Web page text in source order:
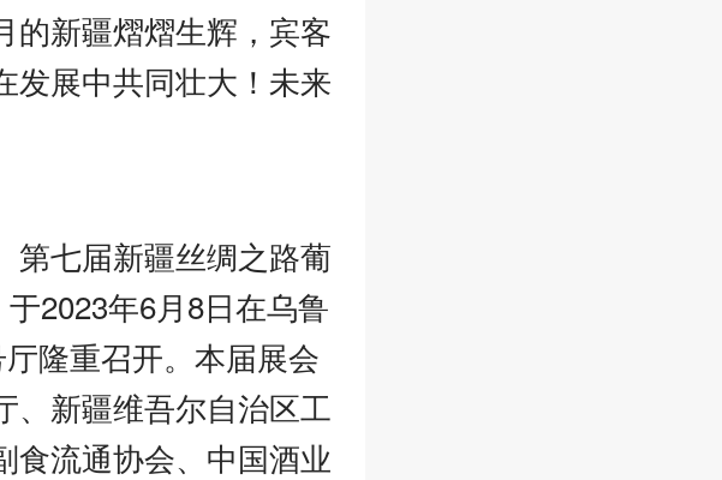
的新疆熠熠生辉，宾客
发展中共同壮大！未来
第七届新疆丝绸之路葡
2023年6月8日在乌鲁
隆重召开。本届展会
、新疆维吾尔自治区工
食流通协会、中国酒业